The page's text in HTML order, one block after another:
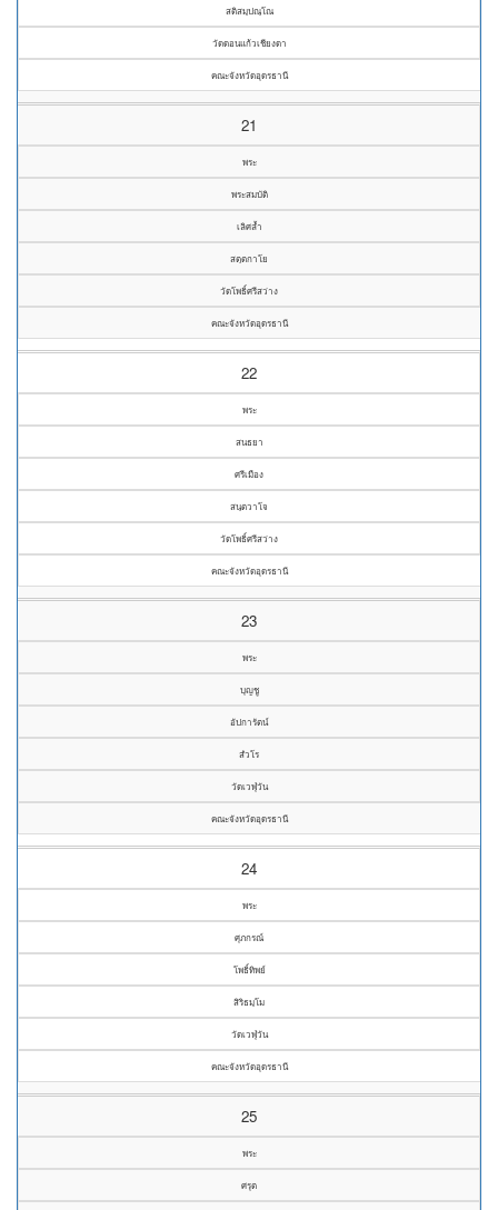
สติสมฺปณฺโณ
วัดดอนแก้วเชียงดา
คณะจังหวัดอุดรธานี
21
พระ
พระสมบัติ
เลิศล้ำ
สตฺตกาโย
วัดโพธิ์ศรีสว่าง
คณะจังหวัดอุดรธานี
22
พระ
สนธยา
ศรีเมือง
สนฺตวาโจ
วัดโพธิ์ศรีสว่าง
คณะจังหวัดอุดรธานี
23
พระ
บุญชู
อัปการัตน์
สํวโร
วัดเวฬุวัน
คณะจังหวัดอุดรธานี
24
พระ
ศุภกรณ์
โพธิ์ทิพย์
สิริธมฺโม
วัดเวฬุวัน
คณะจังหวัดอุดรธานี
25
พระ
ศรุต